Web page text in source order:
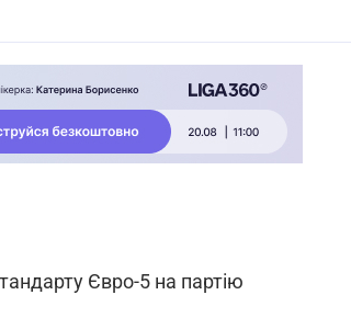
Євро-5 на партію